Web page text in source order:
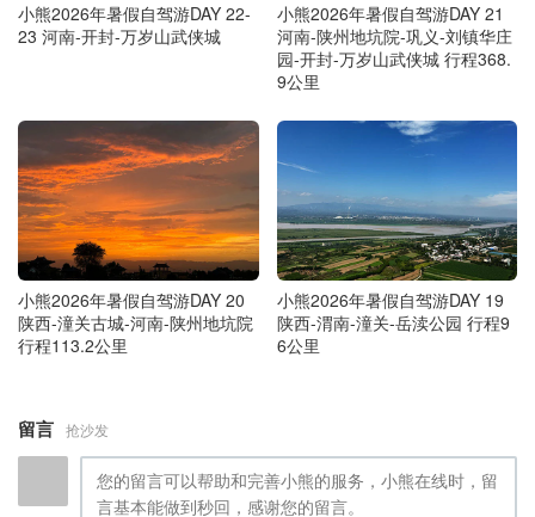
小熊2026年暑假自驾游DAY 22-
23 河南-开封-万岁山武侠城
小熊2026年暑假自驾游DAY 21
河南-陕州地坑院-巩义-刘镇华庄
园-开封-万岁山武侠城 行程368.
9公里
小熊2026年暑假自驾游DAY 20
陕西-潼关古城-河南-陕州地坑院
行程113.2公里
小熊2026年暑假自驾游DAY 19
陕西-渭南-潼关-岳渎公园 行程9
6公里
留言 抢沙发